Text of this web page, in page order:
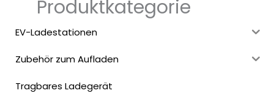
Produktkategorie
EV-Ladestationen
Zubehör zum Aufladen
Tragbares Ladegerät